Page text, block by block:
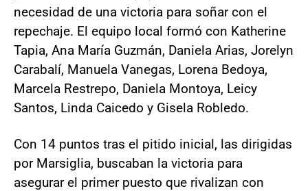
necesidad de una victoria para soñar con el
repechaje. El equipo local formó con Katherine
Tapia, Ana María Guzmán, Daniela Arias, Jorelyn
Carabalí, Manuela Vanegas, Lorena Bedoya,
Marcela Restrepo, Daniela Montoya, Leicy
Santos, Linda Caicedo y Gisela Robledo.
Con 14 puntos tras el pitido inicial, las dirigidas
por Marsiglia, buscaban la victoria para
asegurar el primer puesto que rivalizan con